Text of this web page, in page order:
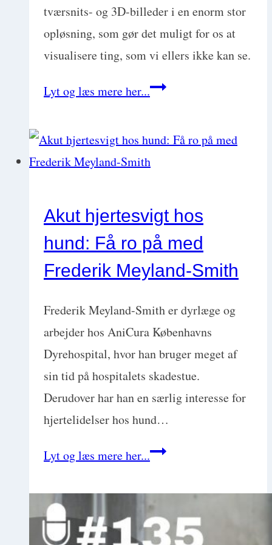
tværsnits- og 3D-billeder i en enorm stor
opløsning, som gør det muligt for os at
visualisere ting, som vi ellers ikke kan se.
Lyt og læs mere her...Hvornår
CT
en
god
ide?
–
Hjerne?
Ryg?
Ortopædi?
Tænder?
Akut hjertesvigt hos
hund: Få ro på med
Frederik Meyland-Smith
Frederik Meyland-Smith er dyrlæge og
arbejder hos AniCura Københavns
Dyrehospital, hvor han bruger meget af
sin tid på hospitalets skadestue.
Derudover har han en særlig interesse for
hjertelidelser hos hund…
Lyt og læs mere her...Akut
hos
hund:
Få